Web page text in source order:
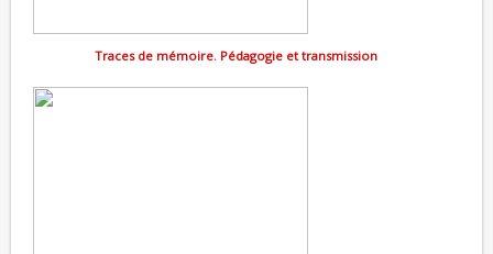
Traces de mémoire. Pédagogie et transmission